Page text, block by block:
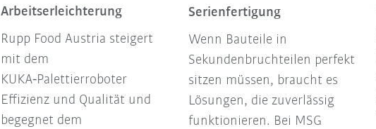
Arbeitserleichterung
Rupp Food Austria steigert
mit dem
KUKA‑Palettierroboter
Effizienz und Qualität und
begegnet dem
Serienfertigung
Wenn Bauteile in
Sekundenbruchteilen perfekt
sitzen müssen, braucht es
Lösungen, die zuverlässig
funktionieren. Bei MSG